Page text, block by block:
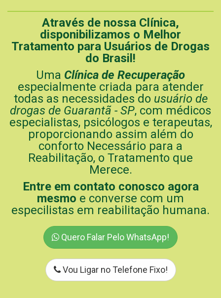
Através de nossa Clínica,
disponibilizamos o Melhor
Tratamento para Usuários de Drogas
do Brasil!
Uma Clínica de Recuperação
especialmente criada para atender
todas as necessidades do usuário de
drogas de Guarantã - SP, com médicos
especialistas, psicólogos e terapeutas,
proporcionando assim além do
conforto Necessário para a
Reabilitação, o Tratamento que
Merece.
Entre em contato conosco agora
mesmo e converse com um
especilistas em reabilitação humana.
Quero Falar Pelo WhatsApp!
Vou Ligar no Telefone Fixo!